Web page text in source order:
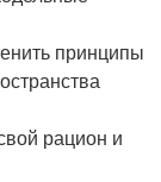
принципы
рацион и